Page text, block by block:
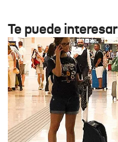
Te puede interesar